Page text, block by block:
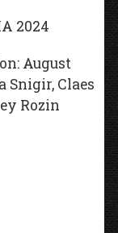
2024
August
Snigir, Claes
Rozin